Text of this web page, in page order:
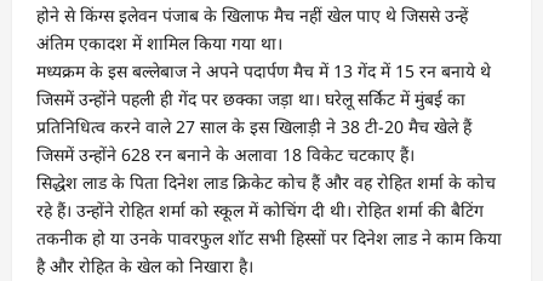
होने से किंग्स इलेवन पंजाब के खिलाफ मैच नहीं खेल पाए थे जिससे उन्हें
अंतिम एकादश में शामिल किया गया था।
मध्यक्रम के इस बल्लेबाज ने अपने पदार्पण मैच में 13 गेंद में 15 रन बनाये थे
जिसमें उन्होंने पहली ही गेंद पर छक्का जड़ा था। घरेलू सर्किट में मुंबई का
प्रतिनिधित्व करने वाले 27 साल के इस खिलाड़ी ने 38 टी-20 मैच खेले हैं
जिसमें उन्होंने 628 रन बनाने के अलावा 18 विकेट चटकाए हैं।
सिद्धेश लाड के पिता दिनेश लाड क्रिकेट कोच हैं और वह रोहित शर्मा के कोच
रहे हैं। उन्होंने रोहित शर्मा को स्कूल में कोचिंग दी थी। रोहित शर्मा की बैटिंग
तकनीक हो या उनके पावरफुल शॉट सभी हिस्सों पर दिनेश लाड ने काम किया
है और रोहित के खेल को निखारा है।